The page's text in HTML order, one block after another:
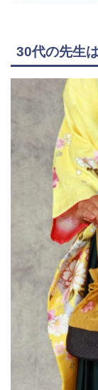
30代の先生